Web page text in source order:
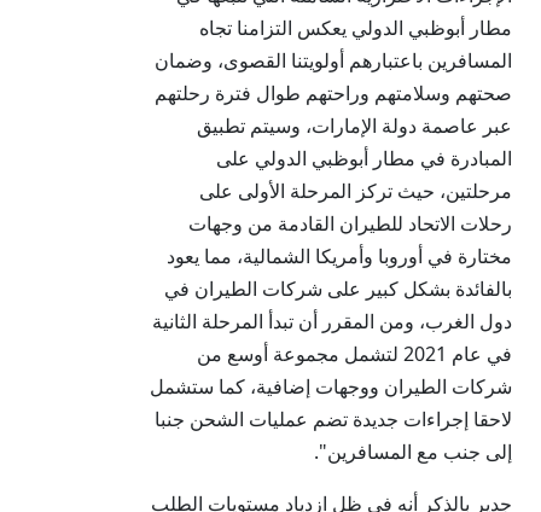
مطار أبوظبي الدولي يعكس التزامنا تجاه
المسافرين باعتبارهم أولويتنا القصوى، وضمان
صحتهم وسلامتهم وراحتهم طوال فترة رحلتهم
عبر عاصمة دولة الإمارات، وسيتم تطبيق
المبادرة في مطار أبوظبي الدولي على
مرحلتين، حيث تركز المرحلة الأولى على
رحلات الاتحاد للطيران القادمة من وجهات
مختارة في أوروبا وأمريكا الشمالية، مما يعود
بالفائدة بشكل كبير على شركات الطيران في
دول الغرب، ومن المقرر أن تبدأ المرحلة الثانية
في عام 2021 لتشمل مجموعة أوسع من
شركات الطيران ووجهات إضافية، كما ستشمل
لاحقا إجراءات جديدة تضم عمليات الشحن جنبا
إلى جنب مع المسافرين".
جدير بالذكر أنه في ظل ازدياد مستويات الطلب